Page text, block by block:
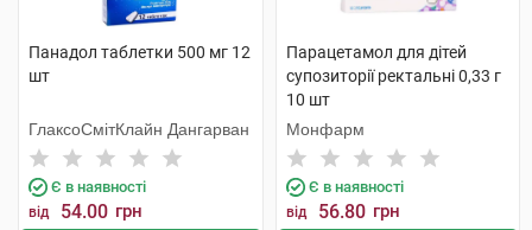
Панадол таблетки 500 мг 12
шт
ГлаксоСмітКлайн Дангарван
Є в наявності
від 54.00 грн
Парацетамол для дітей
супозиторії ректальні 0,33 г
10 шт
Монфарм
Є в наявності
від 56.80 грн